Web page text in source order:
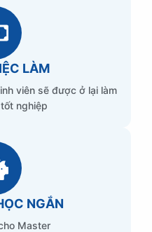
LÀM
viên sẽ được ở lại làm
nghiệp
NGẮN
Master